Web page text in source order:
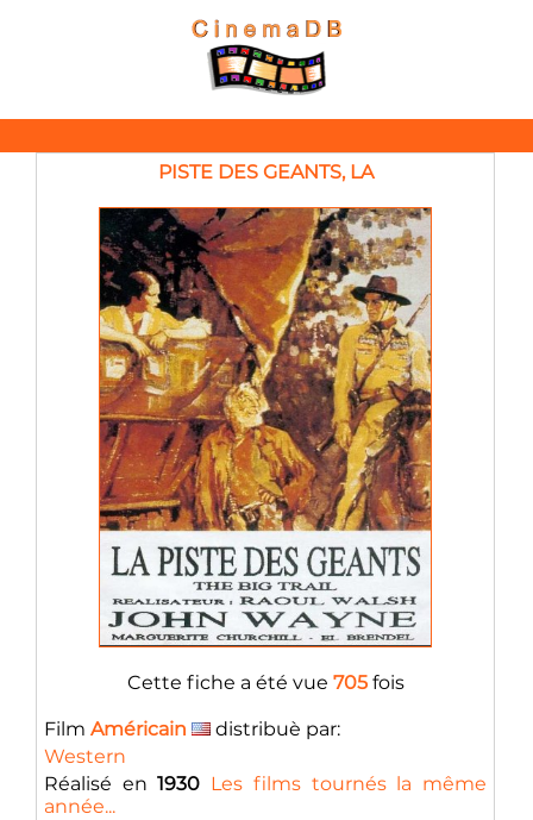
PISTE DES GEANTS, LA
Cette fiche a été vue 705fois
Film Américain
distribuè par:
Western
Réalisé en1930 Les films tournés la même
année...